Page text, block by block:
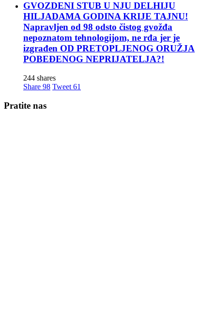
GVOZDENI STUB U NJU DELHIJU
HILJADAMA GODINA KRIJE TAJNU!
Napravljen od 98 odsto čistog gvožđa
nepoznatom tehnologijom, ne rđa jer je
izgrađen OD PRETOPLJENOG ORUŽJA
POBEĐENOG NEPRIJATELJA?!
244 shares
Share 98 Tweet 61
Pratite nas